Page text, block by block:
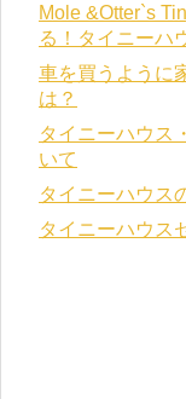
Mole &Otter`s
る！タイニーハ
車を買うように
は？
タイニーハウス
いて
タイニーハウス
タイニーハウス